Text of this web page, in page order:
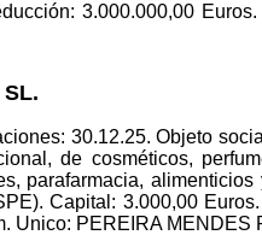
3.000.000,00
SL.
30.12.25. Objeto
de cosméticos,
parafarmacia,
Capital: 3.000,00
Unico: PEREIRA